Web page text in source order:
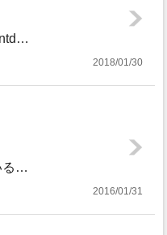
食事は遊びにいかなければ150ntd以内 遊びに行くと６００ntd未満 食事と交通費が日本よりも安い。 それ以外の費用とあわせて生活費は月４ー５万円程かか...
2018/01/30
台北市内は交通環境が整っているので、どこへ行くにも困りません。MRT・バス・タクシーが主な交通手段になるかと思いますが、特にMRTはここ２年間で路線がどん...
2016/01/31